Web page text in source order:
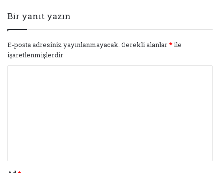
Bir yanıt yazın
E-posta adresiniz yayınlanmayacak. Gerekli alanlar*ile
işaretlenmişlerdir